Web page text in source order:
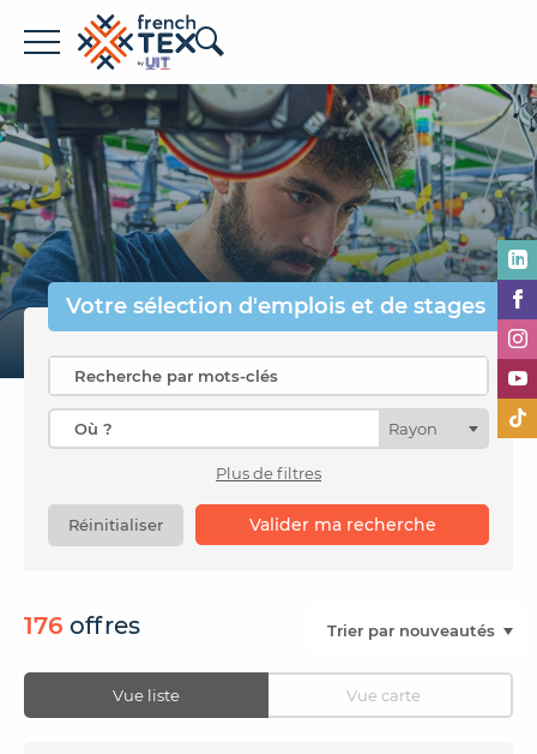
Offres d'emploi
Entreprises
Métiers
Formations
À propos de French TEX
Espace recruteur
Votre sélection d'emplois et de stages
Rayon
Plus de filtres
Valider ma recherche
Réinitialiser
176 offres
Vue liste Vue carte